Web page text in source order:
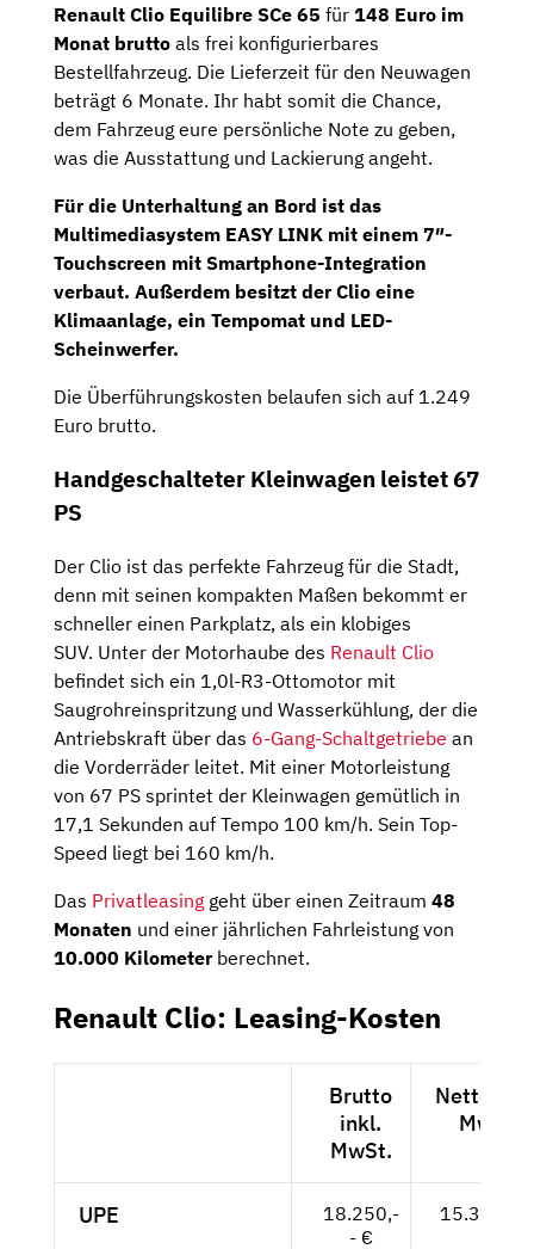
Renault Clio Equilibre SCe 65 für 148 Euro im
Monat brutto als frei konfigurierbares
Bestellfahrzeug. Die Lieferzeit für den Neuwagen
beträgt 6 Monate. Ihr habt somit die Chance,
dem Fahrzeug eure persönliche Note zu geben,
was die Ausstattung und Lackierung angeht.
Für die Unterhaltung an Bord ist das
Multimediasystem EASY LINK mit einem 7″-
Touchscreen mit Smartphone-Integration
verbaut. Außerdem besitzt der Clio eine
Klimaanlage, ein Tempomat und LED-
Scheinwerfer.
Die Überführungskosten belaufen sich auf 1.249
Euro brutto.
Handgeschalteter Kleinwagen leistet 67
PS
Der Clio ist das perfekte Fahrzeug für die Stadt,
denn mit seinen kompakten Maßen bekommt er
schneller einen Parkplatz, als ein klobiges
SUV. Unter der Motorhaube des Renault Clio
befindet sich ein 1,0l-R3-Ottomotor mit
Saugrohreinspritzung und Wasserkühlung, der die
Antriebskraft über das 6-Gang-Schaltgetriebe an
die Vorderräder leitet. Mit einer Motorleistung
von 67 PS sprintet der Kleinwagen gemütlich in
17,1 Sekunden auf Tempo 100 km/h. Sein Top-
Speed liegt bei 160 km/h.
Das Privatleasing geht über einen Zeitraum 48
Monaten und einer jährlichen Fahrleistung von
10.000 Kilometerberechnet.
Renault Clio: Leasing-Kosten
Brutto
inkl.
MwSt.
Netto
MwSt.
UPE
18.250,-
- €
15.336,--